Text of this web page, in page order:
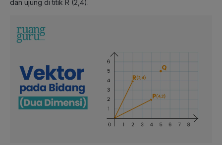
dan ujung di titik R (2,4).